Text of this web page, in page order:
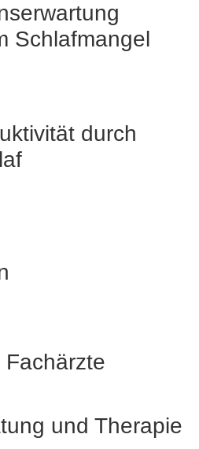
Schlafmangel
durch
und Therapie